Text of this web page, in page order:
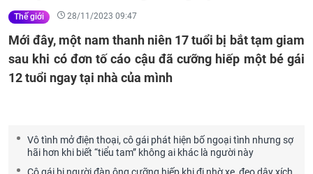
Thế giới 28/11/2023 09:47
Mới đây, một nam thanh niên 17 tuổi bị bắt tạm giam
sau khi có đơn tố cáo cậu đã cưỡng hiếp một bé gái
12 tuổi ngay tại nhà của mình
Vô tình mở điện thoại, cô gái phát hiện bố ngoại tình nhưng sợ
hãi hơn khi biết “tiểu tam” không ai khác là người này